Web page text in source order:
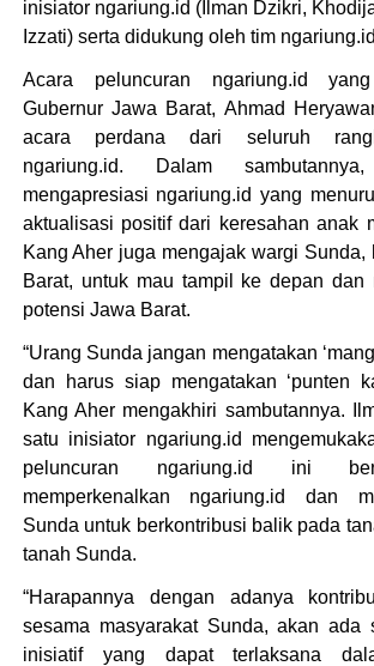
inisiator ngariung.id (Ilman Dzikri,
Izzati) serta didukung oleh tim
Acara peluncuran ngariung.id
Gubernur Jawa Barat, Ahmad
acara perdana dari seluruh
ngariung.id. Dalam
mengapresiasi ngariung.id yang
aktualisasi positif dari keresahan anak
Kang Aher juga mengajak wargi Sunda,
Barat, untuk mau tampil ke depan dan
potensi Jawa Barat.
“Urang Sunda jangan mengatakan
dan harus siap mengatakan ‘punten
Kang Aher mengakhiri sambutannya.
satu inisiator ngariung.id
peluncuran ngariung.id ini
memperkenalkan ngariung.id dan
Sunda untuk berkontribusi balik pada
tanah Sunda.
“Harapannya dengan adanya
sesama masyarakat Sunda, akan ada
inisiatif yang dapat terlaksana